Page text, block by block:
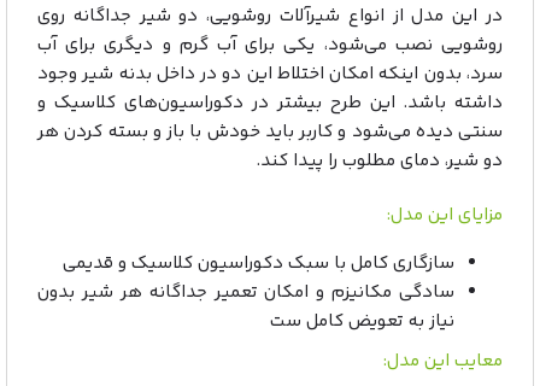
در این مدل از انواع شیرآلات روشویی، دو شیر جداگانه روی
روشویی نصب می‌شود، یکی برای آب گرم و دیگری برای آب
سرد، بدون اینکه امکان اختلاط این دو در داخل بدنه شیر وجود
داشته باشد. این طرح بیشتر در دکوراسیون‌های کلاسیک و
سنتی دیده می‌شود و کاربر باید خودش با باز و بسته کردن هر
دو شیر، دمای مطلوب را پیدا کند.
مزایای این مدل:
سازگاری کامل با سبک دکوراسیون کلاسیک و قدیمی
سادگی مکانیزم و امکان تعمیر جداگانه هر شیر بدون
نیاز به تعویض کامل ست
معایب این مدل: